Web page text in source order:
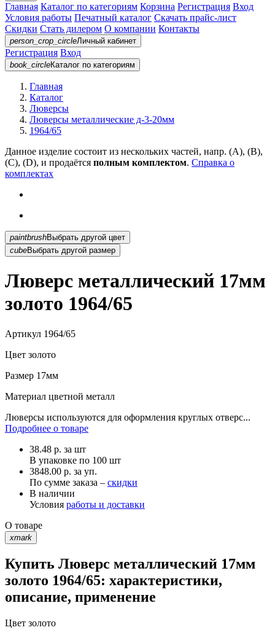
Главная Каталог по категориям Корзина Регистрация Вход
Условия работы Печатный каталог Скачать прайс-лист
Скидки Стать дилером О компании Контакты
person_crop_circleЛичный кабинет
Регистрация Вход
book_circleКаталог по категориям
Главная
Каталог
Люверсы
Люверсы металлические д-3-20мм
1964/65
Данное изделие состоит из нескольких частей, напр. (А), (B),
(С), (D), и продаётся полным комплектом. Справка о
комплектах
paintbrush
Выбрать другой цвет
cubeВыбрать другой размер
Люверс металлический 17мм
золото 1964/65
Артикул 1964/65
Цвет золото
Размер 17мм
Материал цветной металл
Люверсы используются для оформления круглых отверс...
Подробнее о товаре
38.48 р. за шт
В упаковке по 100 шт
3848.00 р. за уп.
По сумме заказа – скидки
В наличии
Условия работы и доставки
О товаре
xmark
Купить Люверс металлический 17мм
золото 1964/65: характеристики,
описание, применение
Цвет золото